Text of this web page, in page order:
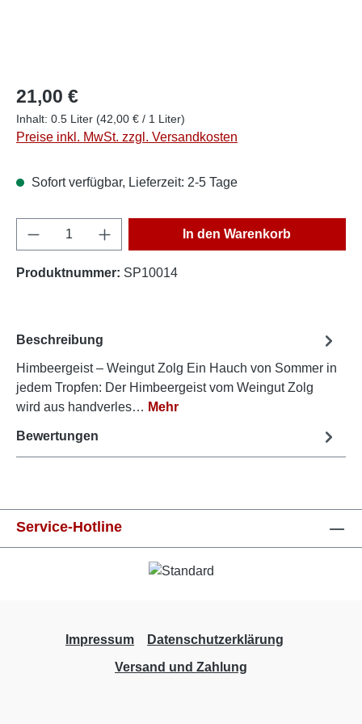
21,00 €
Inhalt: 0.5 Liter (42,00 € / 1 Liter)
Preise inkl. MwSt. zzgl. Versandkosten
Sofort verfügbar, Lieferzeit: 2-5 Tage
Produkt Anzahl: Gib den gewünschten
In den Warenkorb
Produktnummer: SP10014
Beschreibung
Himbeergeist – Weingut Zolg Ein Hauch von Sommer in
jedem Tropfen: Der Himbeergeist vom Weingut Zolg
wird aus handverles… Mehr
Bewertungen
Service-Hotline
Impressum
Datenschutzerklärung
Versand und Zahlung